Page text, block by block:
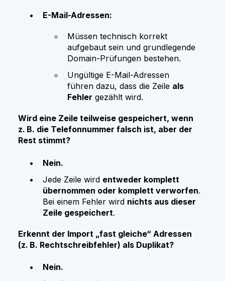
E-Mail-Adressen:
Müssen technisch korrekt
aufgebaut sein und grundlegende
Domain-Prüfungen bestehen.
Ungültige E-Mail-Adressen
führen dazu, dass die Zeile als
Fehler gezählt wird.
Wird eine Zeile teilweise gespeichert, wenn
z. B. die Telefonnummer falsch ist, aber der
Rest stimmt?
Nein.
Jede Zeile wird entweder komplett
übernommen oder komplett verworfen.
Bei einem Fehler wird nichts aus dieser
Zeile gespeichert.
Erkennt der Import „fast gleiche“ Adressen
(z. B. Rechtschreibfehler) als Duplikat?
Nein.